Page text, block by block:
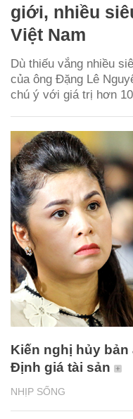
giới, nhiều
Việt Nam
Dù thiếu vắng nhiều
của ông Đặng Lê
chú ý với giá trị hơn
NHỊP SỐNG
Kiến nghị hủy bản
Định giá tài sản